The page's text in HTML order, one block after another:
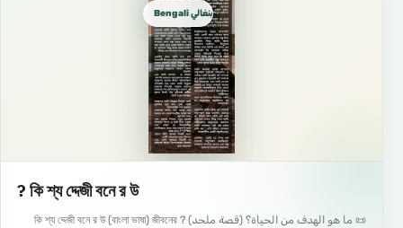
Bengali بنغالي বাংলা
? কি শ্য দ্দেজী বনে র উ
📜 ما هو الهدف من الحياة؟ (قصة ملحد) ? কি শ্য দ্দেজী বনে র উ (বাংলা ভাষা) জীবনের